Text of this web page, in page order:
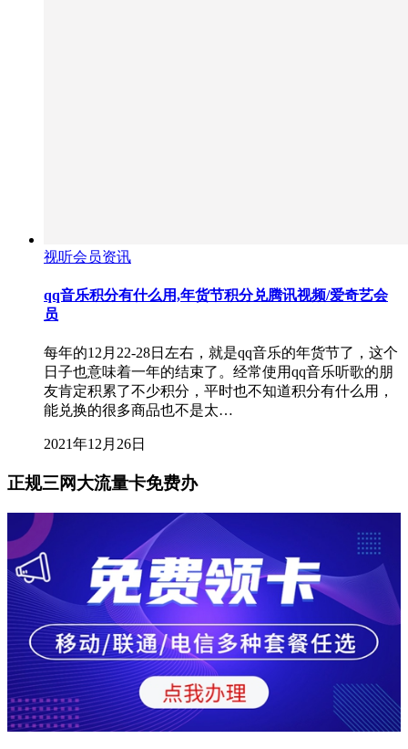
视听会员资讯
qq音乐积分有什么用,年货节积分兑腾讯视频/爱奇艺会
员
每年的12月22-28日左右，就是qq音乐的年货节了，这个
日子也意味着一年的结束了。经常使用qq音乐听歌的朋
友肯定积累了不少积分，平时也不知道积分有什么用，
能兑换的很多商品也不是太…
2021年12月26日
正规三网大流量卡免费办